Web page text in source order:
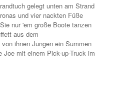
gelegt unten am Strand
und vier nackten Füße
nur 'em große Boote tanzen
aus dem
ihnen Jungen ein Summen
Joe mit einem Pick-up-Truck im